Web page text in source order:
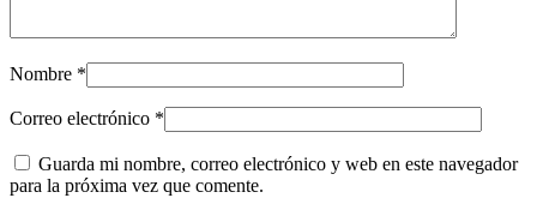
Nombre *
Correo electrónico *
Guarda mi nombre, correo electrónico y web en este navegador
para la próxima vez que comente.